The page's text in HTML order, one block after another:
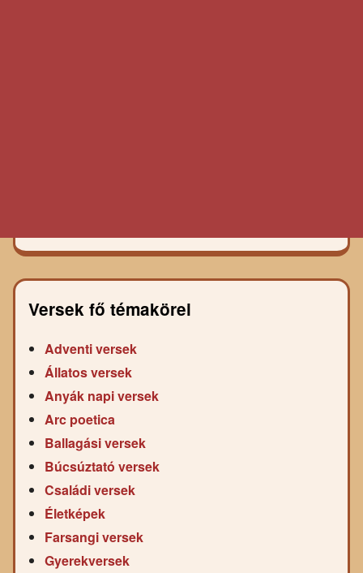
Versek fő témakörei
Adventi versek
Állatos versek
Anyák napi versek
Arc poetica
Ballagási versek
Búcsúztató versek
Családi versek
Életképek
Farsangi versek
Gyerekversek